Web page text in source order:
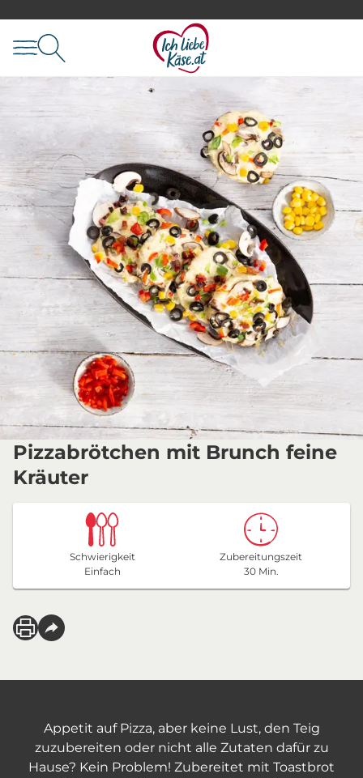
Pizzabrötchen mit Brunch feine
Kräuter
Schwierigkeit
Einfach
Zubereitungszeit
30 Min.
Appetit auf Pizza, aber keine Lust, den Teig
zuzubereiten oder nicht alle Zutaten dafür zu
Hause? Kein Problem! Zubereitet mit Toastbrot